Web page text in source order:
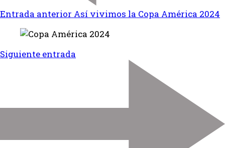
Entrada anterior Así vivimos la Copa América 2024
Siguiente entrada